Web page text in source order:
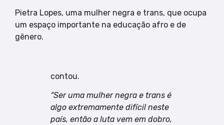
Pietra Lopes, uma mulher negra e trans, que ocupa
um espaço importante na educação afro e de
gênero.
contou.
“Ser uma mulher negra e trans é
algo extremamente difícil neste
país, então a luta vem em dobro,